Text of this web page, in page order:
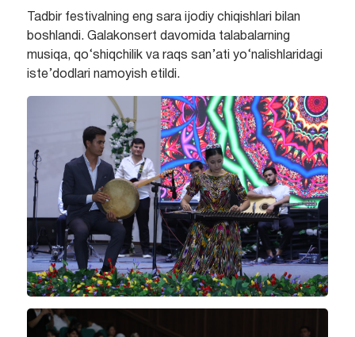
Tadbir festivalning eng sara ijodiy chiqishlari bilan
boshlandi. Galakonsert davomida talabalarning
musiqa, qo‘shiqchilik va raqs san’ati yo‘nalishlaridagi
iste’dodlari namoyish etildi.